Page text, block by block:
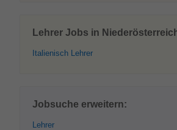
Lehrer Jobs in
Italienisch Lehrer
Jobsuche erweitern:
Lehrer